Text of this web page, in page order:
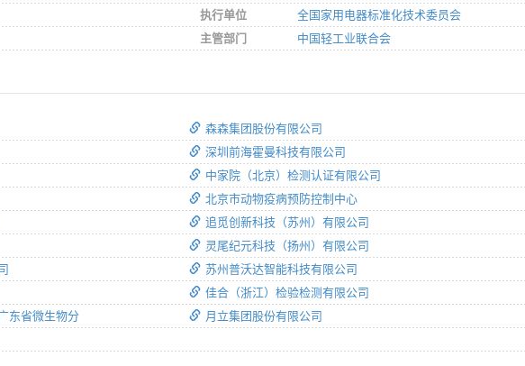
执行单位
全国家用电器标准化技术委员会
主管部门
中国轻工业联合会
东省微生物分
森森集团股份有限公司
深圳前海霍曼科技有限公司
中家院（北京）检测认证有限公司
北京市动物疫病预防控制中心
追觅创新科技（苏州）有限公司
灵尾纪元科技（扬州）有限公司
苏州普沃达智能科技有限公司
佳合（浙江）检验检测有限公司
月立集团股份有限公司